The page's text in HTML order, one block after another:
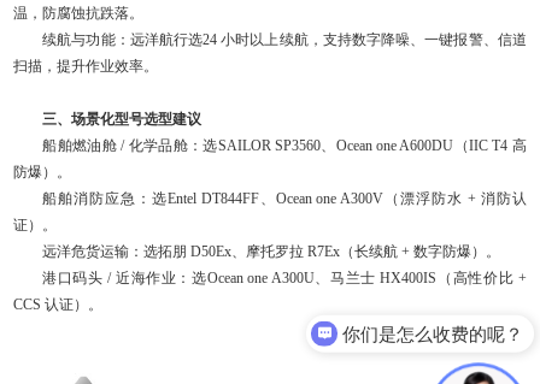
温，防腐蚀抗跌落。
续航与功能：远洋航行选24 小时以上续航，支持数字降噪、一键报警、信道
扫描，提升作业效率。
三、场景化型号选型建议
船舶燃油舱 / 化学品舱：选SAILOR SP3560、Ocean one A600DU（IIC T4 高
防爆）。
船舶消防应急：选Entel DT844FF、Ocean one A300V（漂浮防水 + 消防认
证）。
远洋危货运输：选拓朋 D50Ex、摩托罗拉 R7Ex（长续航 + 数字防爆）。
港口码头 / 近海作业：选Ocean one A300U、马兰士 HX400IS（高性价比 +
CCS 认证）。
你们是怎么收费的呢？